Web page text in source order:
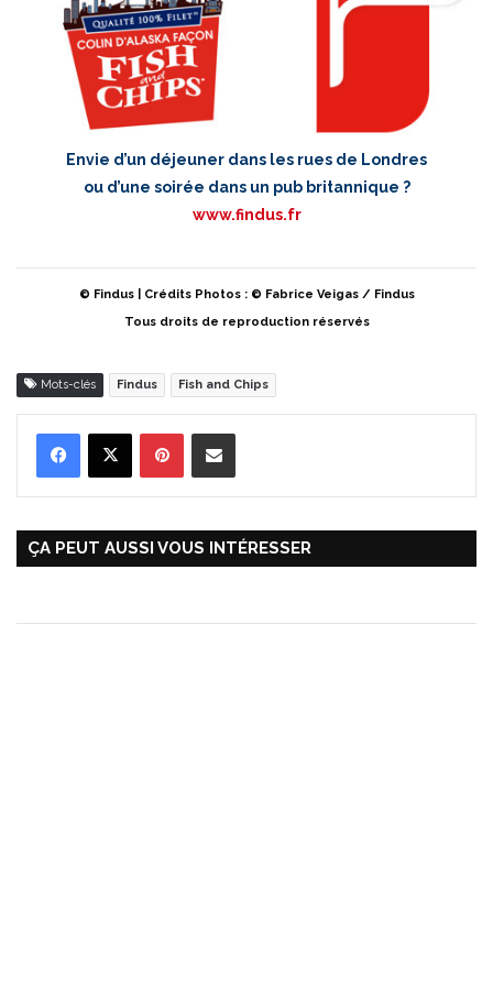
Envie d’un déjeuner dans les rues de Londres
ou d’une soirée dans un pub britannique ?
www.findus.fr
© Findus | Crédits Photos : © Fabrice Veigas / Findus
Tous droits de reproduction réservés
Mots-clés Findus Fish and Chips
ÇA PEUT AUSSI VOUS INTÉRESSER